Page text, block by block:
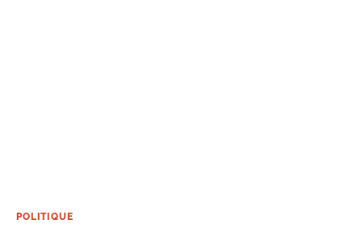
POLITIQUE